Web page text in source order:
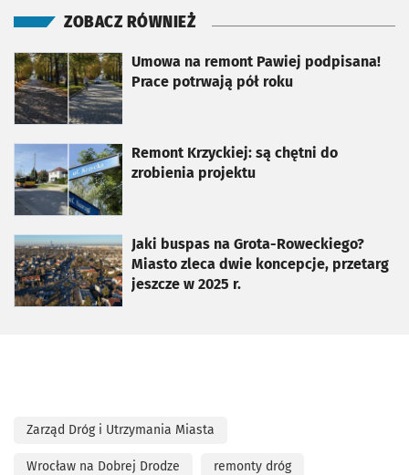
ZOBACZ RÓWNIEŻ
Umowa na remont Pawiej podpisana!
Prace potrwają pół roku
otworzy się w nowej karcie
Remont Krzyckiej: są chętni do
zrobienia projektu
otworzy się w nowej karcie
Jaki buspas na Grota-Roweckiego?
Miasto zleca dwie koncepcje, przetarg
jeszcze w 2025 r.
otworzy się w nowej karcie
Zarząd Dróg i Utrzymania Miasta
Wrocław na Dobrej Drodze remonty dróg